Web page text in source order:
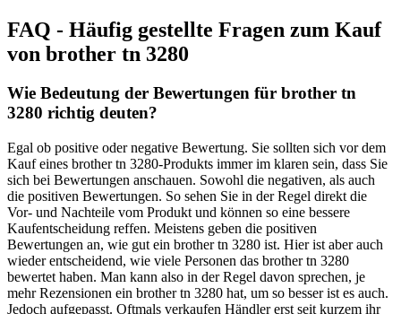
FAQ - Häufig gestellte Fragen zum Kauf
von brother tn 3280
Wie Bedeutung der Bewertungen für brother tn
3280 richtig deuten?
Egal ob positive oder negative Bewertung. Sie sollten sich vor dem
Kauf eines brother tn 3280-Produkts immer im klaren sein, dass Sie
sich bei Bewertungen anschauen. Sowohl die negativen, als auch
die positiven Bewertungen. So sehen Sie in der Regel direkt die
Vor- und Nachteile vom Produkt und können so eine bessere
Kaufentscheidung reffen. Meistens geben die positiven
Bewertungen an, wie gut ein brother tn 3280 ist. Hier ist aber auch
wieder entscheidend, wie viele Personen das brother tn 3280
bewertet haben. Man kann also in der Regel davon sprechen, je
mehr Rezensionen ein brother tn 3280 hat, um so besser ist es auch.
Jedoch aufgepasst. Oftmals verkaufen Händler erst seit kurzem ihr